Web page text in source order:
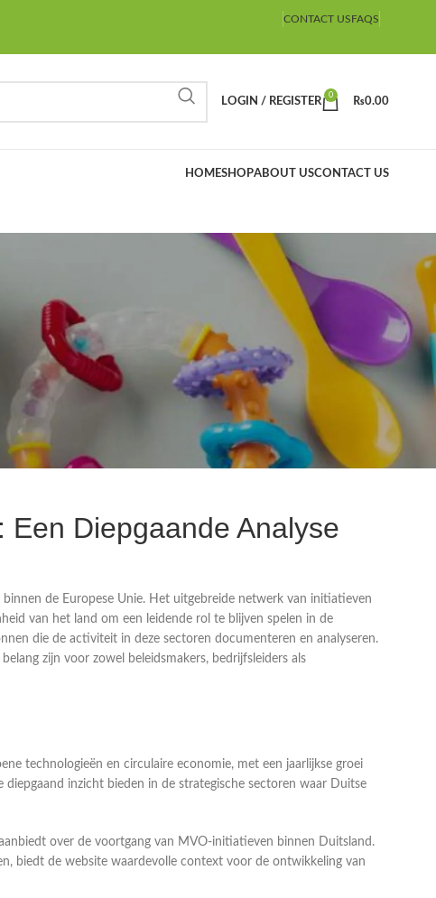
CONTACT USFAQS
LOGIN / REGISTER
0
₨0.00
HOMESHOPABOUT USCONTACT US
Diepgaande Analyse
de Europese Unie. Het uitgebreide netwerk van initiatieven
van het land om een leidende rol te blijven spelen in de
die de activiteit in deze sectoren documenteren en analyseren.
zijn voor zowel beleidsmakers, bedrijfsleiders als
technologieën en circulaire economie, met een jaarlijkse groei
inzicht bieden in de strategische sectoren waar Duitse
over de voortgang van MVO-initiatieven binnen Duitsland.
biedt de website waardevolle context voor de ontwikkeling van